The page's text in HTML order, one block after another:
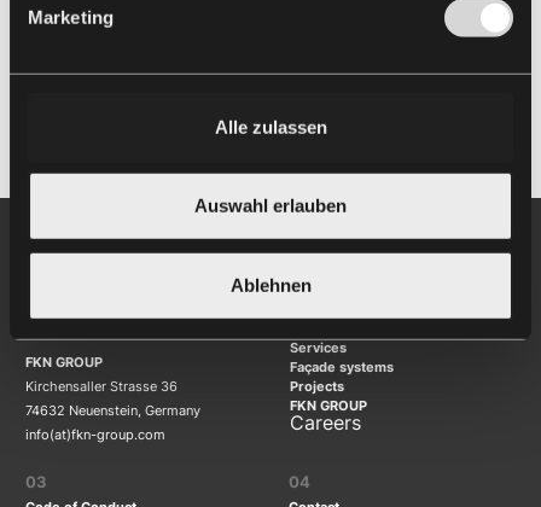
Marketing
Alle zulassen
Auswahl erlauben
Ablehnen
Back to projects
01
FKN GROUP
Kirchensaller Strasse 36
74632 Neuenstein, Germany
info(at)fkn-group.com
02
Services
Façade systems
Projects
FKN GROUP
Careers
03 04